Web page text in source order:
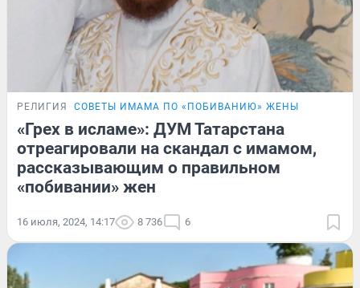
РЕЛИГИЯ СОВЕТЫ ИМАМА ПО «ПОБИВАНИЮ» ЖЕНЫ
«Грех в исламе»: ДУМ Татарстана
отреагировали на скандал с имамом,
рассказывающим о правильном
«побивании» жен
16 июля, 2024, 14:17 8 736 6